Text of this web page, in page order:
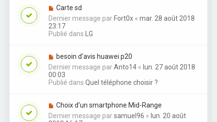
Carte sd
Dernier message parFort0x « mar. 28 août 2018
23:17
Publié dans LG
besoin d'avis huawei p20
Dernier message parAnto14 « lun. 27 août 2018
00:03
Publié dans Quel téléphone choisir ?
Choix d'un smartphone Mid-Range
Dernier message parsamuel96 « lun. 20 août